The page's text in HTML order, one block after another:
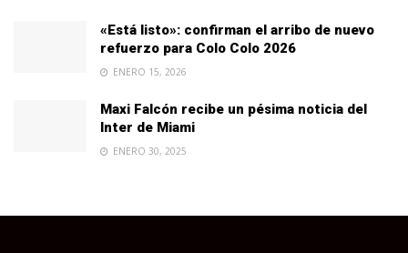
«Está listo»: confirman el arribo de nuevo
refuerzo para Colo Colo 2026
ENERO 15, 2026
Maxi Falcón recibe un pésima noticia del
Inter de Miami
ENERO 30, 2025